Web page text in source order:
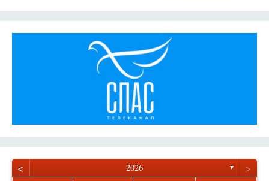
< 2026 ▼ >